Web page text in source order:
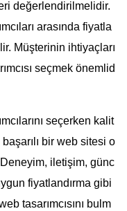
değerlendirilmelidir.
arasında fiyatla
Müşterinin ihtiyaçları
seçmek önemlid
seçerken kalit
bir web sitesi o
Deneyim, iletişim, günc
fiyatlandırma gibi
tasarımcısını bulm